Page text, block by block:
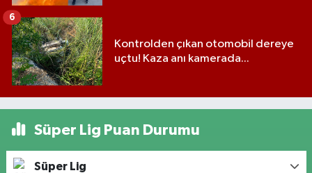
Kontrolden çıkan otomobil dereye
uçtu! Kaza anı kamerada...
6
Süper Lig Puan Durumu
Süper Lig